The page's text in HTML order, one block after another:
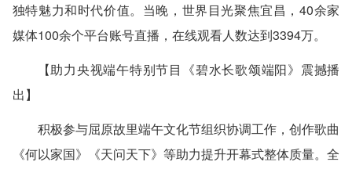
独特魅力和时代价值。当晚，世界目光聚焦宜昌，40余家
媒体100余个平台账号直播，在线观看人数达到3394万。
【助力央视端午特别节目《碧水长歌颂端阳》震撼播
出】
积极参与屈原故里端午文化节组织协调工作，创作歌曲
《何以家国》《天问天下》等助力提升开幕式整体质量。全